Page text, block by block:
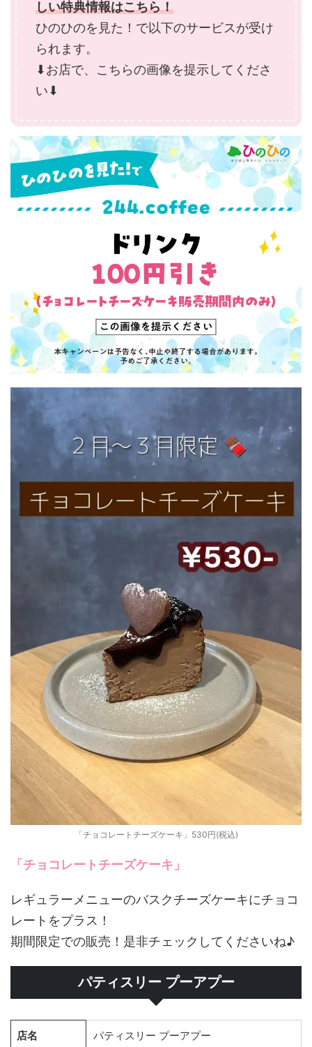
しい特典情報はこちら！
ひのひのを見た！で以下のサービスが受け
られます。
⬇︎お店で、こちらの画像を提示してくださ
い⬇︎
「チョコレートチーズケーキ」530円(税込)
「チョコレートチーズケーキ」
レギュラーメニューのバスクチーズケーキにチョコ
レートをプラス！
期間限定での販売！是非チェックしてくださいね♪
パティスリー プーアプー
店名 パティスリー プーアプー